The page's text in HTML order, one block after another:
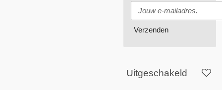
Verzenden
Uitgeschakeld